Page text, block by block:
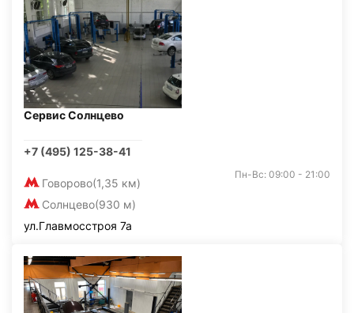
Сервис Солнцево
+7 (495) 125-38-41
Говорово(1,35 км)
Солнцево(930 м)
Пн-Вс: 09:00 - 21:00
ул.Главмосстроя 7а